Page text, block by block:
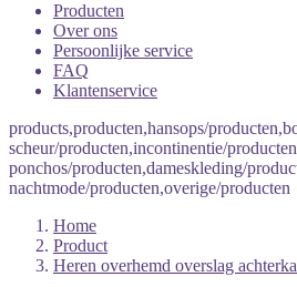
Producten
Over ons
Persoonlijke service
FAQ
Klantenservice
products,producten,hansops/
scheur/producten,incontinentie/
ponchos/producten,dameskleding/
nachtmode/producten,overige/producten
Home
Product
Heren overhemd overslag